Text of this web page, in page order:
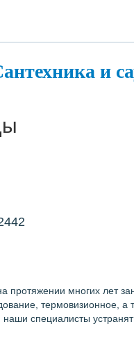
и
протяжении многих лет
термовизионное,
наши специалисты